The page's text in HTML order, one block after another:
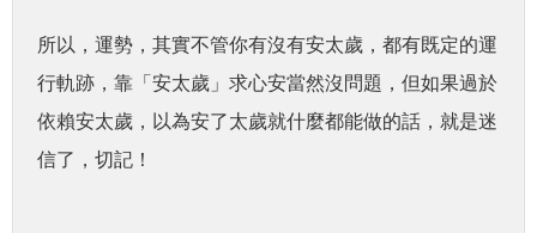
所以，運勢，其實不管你有沒有安太歲，都有既定的運
行軌跡，靠「安太歲」求心安當然沒問題，但如果過於
依賴安太歲，以為安了太歲就什麼都能做的話，就是迷
信了，切記！